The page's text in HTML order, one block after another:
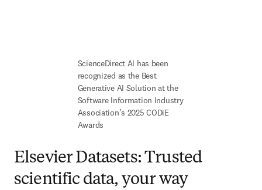
ScienceDirect AI has been
recognized as the Best
Generative AI Solution at the
Software Information Industry
Association’s 2025 CODiE
Awards
Elsevier Datasets: Trusted
scientific data, your way